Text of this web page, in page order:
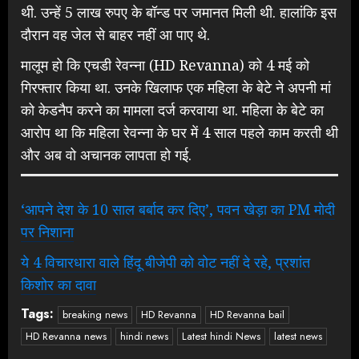
थी. उन्हें 5 लाख रुपए के बॉन्ड पर जमानत मिली थी. हालांकि इस
दौरान वह जेल से बाहर नहीं आ पाए थे.
मालूम हो कि एचडी रेवन्ना (HD Revanna) को 4 मई को
गिरफ्तार किया था. उनके खिलाफ एक महिला के बेटे ने अपनी मां
को केडनैप करने का मामला दर्ज करवाया था. महिला के बेटे का
आरोप था कि महिला रेवन्ना के घर में 4 साल पहले काम करती थी
और अब वो अचानक लापता हो गई.
‘आपने देश के 10 साल बर्बाद कर दिए’, पवन खेड़ा का PM मोदी
पर निशाना
ये 4 विचारधारा वाले हिंदू बीजेपी को वोट नहीं दे रहे, प्रशांत
किशोर का दावा
Tags: breaking news HD Revanna
HD Revanna bail
HD Revanna news
hindi news Latest hindi News latest news